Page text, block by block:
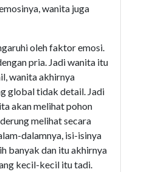
wanita juga
oleh faktor emosi.
pria. Jadi wanita itu
wanita akhirnya
global tidak detail. Jadi
akan melihat pohon
melihat secara
dalamnya, isi-isinya
banyak dan itu akhirnya
kecil-kecil itu tadi.